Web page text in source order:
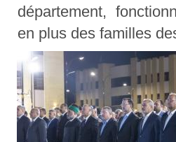
département,
en plus des familles